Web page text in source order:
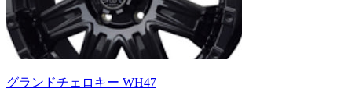
グランドチェロキー WH47